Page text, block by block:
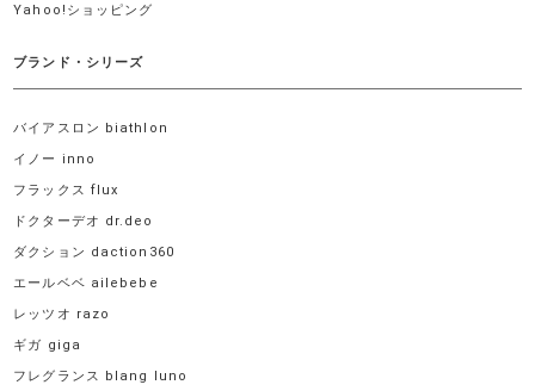
Yahoo!ショッピング
ブランド・シリーズ
バイアスロン biathlon
イノー inno
フラックス flux
ドクターデオ dr.deo
ダクション daction360
エールベベ ailebebe
レッツオ razo
ギガ giga
フレグランス blang luno